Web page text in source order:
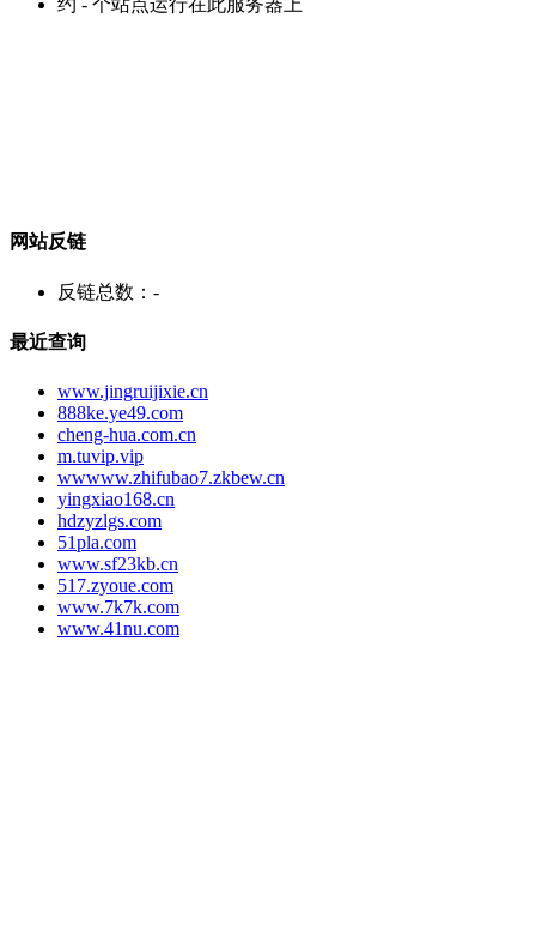
约 - 个站点运行在此服务器上
网站反链
反链总数： -
最近查询
www.jingruijixie.cn
888ke.ye49.com
cheng-hua.com.cn
m.tuvip.vip
wwwww.zhifubao7.zkbew.cn
yingxiao168.cn
hdzyzlgs.com
51pla.com
www.sf23kb.cn
517.zyoue.com
www.7k7k.com
www.41nu.com